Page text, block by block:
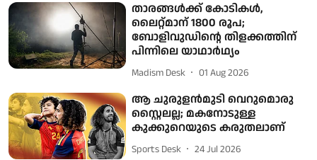
താരങ്ങൾക്ക് കോടികൾ,
ലൈറ്റ്മാന് 1800 രൂപ;
ബോളിവുഡിന്റെ തിളക്കത്തിന്
പിന്നിലെ യാഥാർഥ്യം
Madism Desk 01 Aug 2026
ആ ചുരുളൻമുടി വെറുമൊരു
സ്റ്റൈലല്ല; മകനോടുള്ള
കുക്കുറെയുടെ കരുതലാണ്
Sports Desk 24 Jul 2026